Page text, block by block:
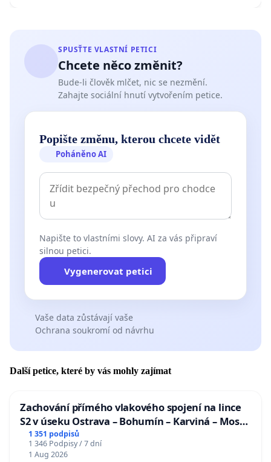
SPUSŤTE VLASTNÍ PETICI
Chcete něco změnit?
Bude-li člověk mlčet, nic se nezmění.
Zahajte sociální hnutí vytvořením petice.
Popište změnu, kterou chcete vidět
Poháněno AI
Napište to vlastními slovy. AI za vás připraví
silnou petici.
Vygenerovat petici
Vaše data zůstávají vaše
Ochrana soukromí od návrhu
Další petice, které by vás mohly zajímat
Zachování přímého vlakového spojení na lince
S2 v úseku Ostrava – Bohumín – Karviná – Mosty
u Jablunkova
1 351 podpisů
1 346 Podpisy / 7 dní
1 Aug 2026